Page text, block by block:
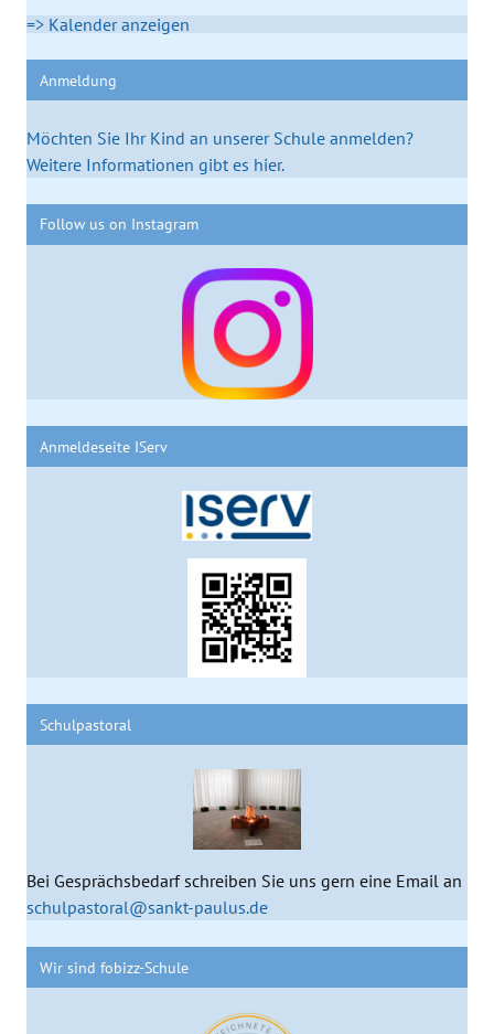
=> Kalender anzeigen
Anmeldung
Möchten Sie Ihr Kind an unserer Schule anmelden?
Weitere Informationen gibt es hier.
Follow us on Instagram
Anmeldeseite IServ
Schulpastoral
Bei Gesprächsbedarf schreiben Sie uns gern eine Email an
schulpastoral@sankt-paulus.de
Wir sind fobizz-Schule